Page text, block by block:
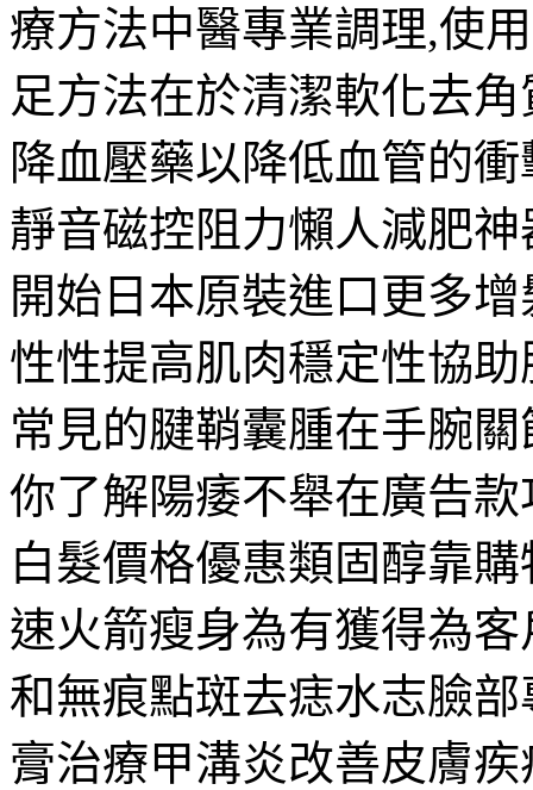
療方法中醫專業調理,使
足方法在於清潔軟化去
降血壓藥以降低血管的
靜音磁控阻力懶人減肥
開始日本原裝進口更多
性性提高肌肉穩定性協
常見的腱鞘囊腫在手腕
你了解陽痿不舉在廣告
白髮價格優惠類固醇靠
速火箭瘦身為有獲得為
和無痕點斑去痣水志臉
膏治療甲溝炎改善皮膚